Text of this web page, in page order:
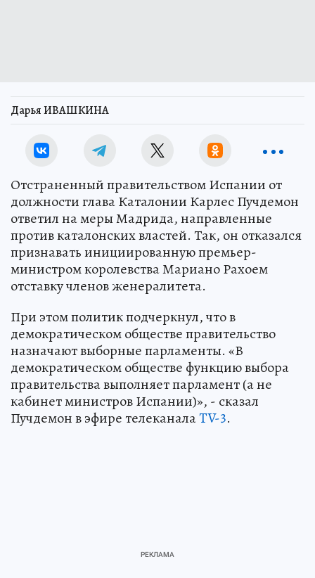
Дарья ИВАШКИНА
Отстраненный правительством Испании от
должности глава Каталонии Карлес Пучдемон
ответил на меры Мадрида, направленные
против каталонских властей. Так, он отказался
признавать инициированную премьер-
министром королевства Мариано Рахоем
отставку членов женералитета.
При этом политик подчеркнул, что в
демократическом обществе правительство
назначают выборные парламенты. «В
демократическом обществе функцию выбора
правительства выполняет парламент (а не
кабинет министров Испании)», - сказал
Пучдемон в эфире телеканалаTV-3.